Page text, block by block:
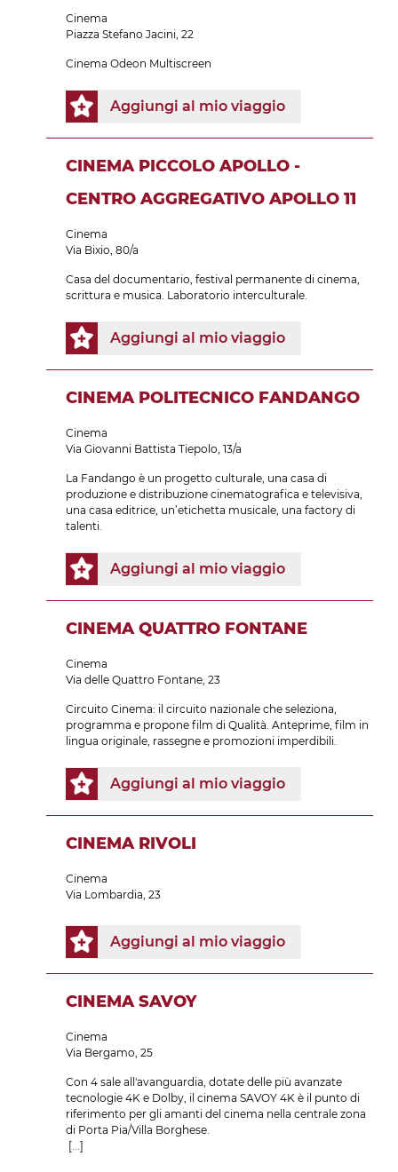
Cinema
Piazza Stefano Jacini, 22
Cinema Odeon Multiscreen
Aggiungi al mio viaggio
CINEMA PICCOLO APOLLO -
CENTRO AGGREGATIVO APOLLO 11
Cinema
Via Bixio, 80/a
Casa del documentario, festival permanente di cinema,
scrittura e musica. Laboratorio interculturale.
Aggiungi al mio viaggio
CINEMA POLITECNICO FANDANGO
Cinema
Via Giovanni Battista Tiepolo, 13/a
La Fandango è un progetto culturale, una casa di
produzione e distribuzione cinematografica e televisiva,
una casa editrice, un’etichetta musicale, una factory di
talenti.
Aggiungi al mio viaggio
CINEMA QUATTRO FONTANE
Cinema
Via delle Quattro Fontane, 23
Circuito Cinema: il circuito nazionale che seleziona,
programma e propone film di Qualità. Anteprime, film in
lingua originale, rassegne e promozioni imperdibili.
Aggiungi al mio viaggio
CINEMA RIVOLI
Cinema
Via Lombardia, 23
Aggiungi al mio viaggio
CINEMA SAVOY
Cinema
Via Bergamo, 25
Con 4 sale all'avanguardia, dotate delle più avanzate
tecnologie 4K e Dolby, il cinema SAVOY 4K è il punto di
riferimento per gli amanti del cinema nella centrale zona
di Porta Pia/Villa Borghese.
[...]